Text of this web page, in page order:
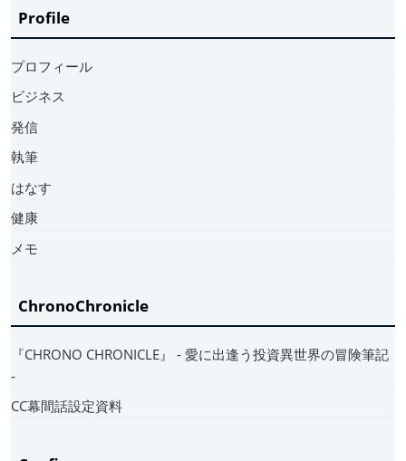
Profile
プロフィール
ビジネス
発信
執筆
はなす
健康
メモ
ChronoChronicle
『CHRONO CHRONICLE』 ‐ 愛に出逢う投資異世界の冒険筆記
‐
CC幕間話設定資料